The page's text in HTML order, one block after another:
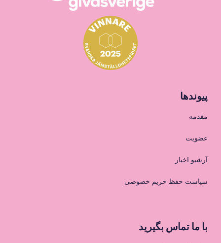
پیوندها
مقدمه
عضویت
آرشیو اخبار
سیاست حفظ حریم خصوصی
با ما تماس بگیرید